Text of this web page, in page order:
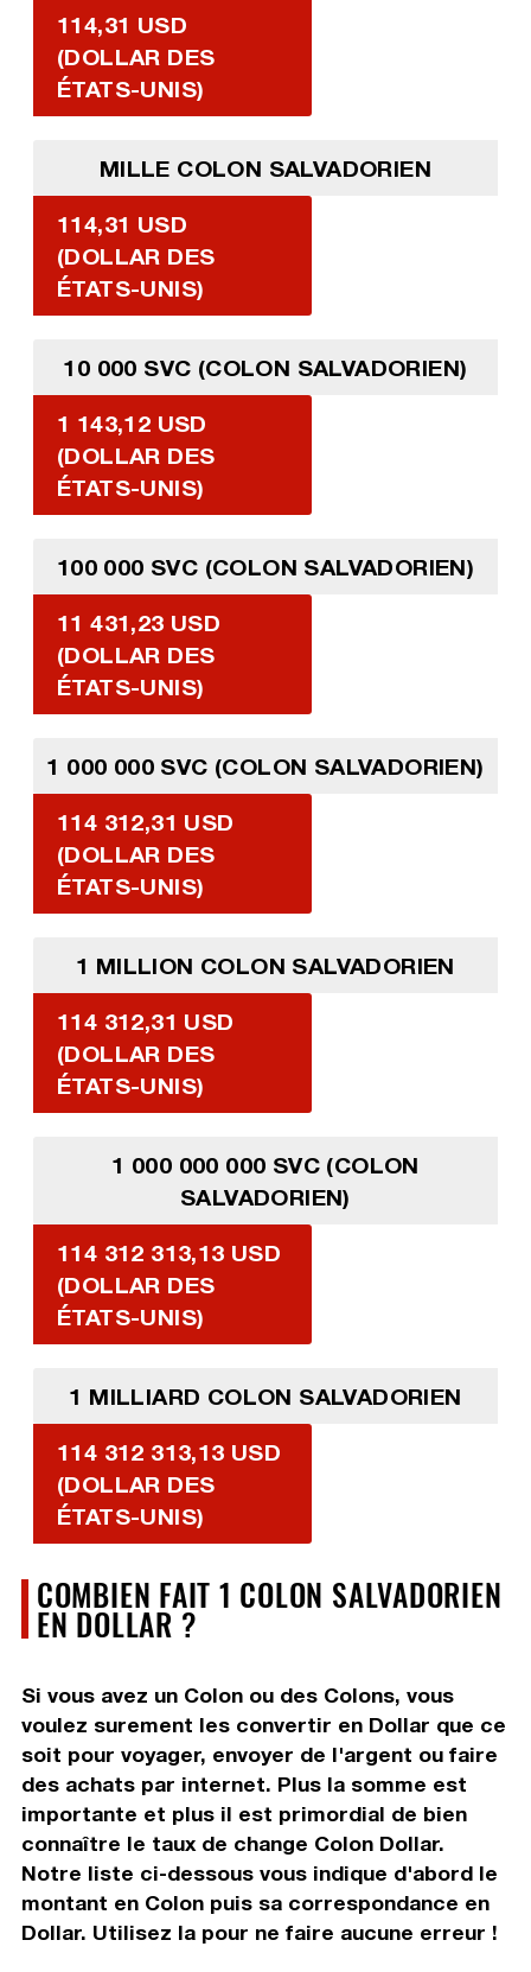
114,31 USD
(DOLLAR DES
ÉTATS-UNIS)
MILLE COLON SALVADORIEN
114,31 USD
(DOLLAR DES
ÉTATS-UNIS)
10 000 SVC (COLON SALVADORIEN)
1 143,12 USD
(DOLLAR DES
ÉTATS-UNIS)
100 000 SVC (COLON SALVADORIEN)
11 431,23 USD
(DOLLAR DES
ÉTATS-UNIS)
1 000 000 SVC (COLON SALVADORIEN)
114 312,31 USD
(DOLLAR DES
ÉTATS-UNIS)
1 MILLION COLON SALVADORIEN
114 312,31 USD
(DOLLAR DES
ÉTATS-UNIS)
1 000 000 000 SVC (COLON
SALVADORIEN)
114 312 313,13 USD
(DOLLAR DES
ÉTATS-UNIS)
1 MILLIARD COLON SALVADORIEN
114 312 313,13 USD
(DOLLAR DES
ÉTATS-UNIS)
COMBIEN FAIT 1 COLON SALVADORIEN
EN DOLLAR ?
Si vous avez un Colon ou des Colons, vous
voulez surement les convertir en Dollar que ce
soit pour voyager, envoyer de l'argent ou faire
des achats par internet. Plus la somme est
importante et plus il est primordial de bien
connaître le taux de change Colon Dollar.
Notre liste ci-dessous vous indique d'abord le
montant en Colon puis sa correspondance en
Dollar. Utilisez la pour ne faire aucune erreur !